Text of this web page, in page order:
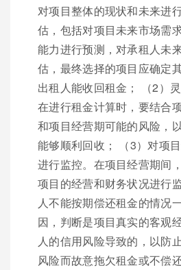
对项目整体的现状和未来进
估，包括对项目未来市场需
能力进行预测，对承租人未
估，最终选择的项目应确定
出租人能收回租金； （2）灵
在进行租金计算时，要结合
和项目经营期可能的风险，
能够顺利回收； （3）对项
进行监控。在项目经营期间
项目的经营和财务状况进行
人不能按期偿还租金的情况
因，判断是项目真实的客观
人的信用风险导致的，以防
风险而故意拖欠租金或不偿还